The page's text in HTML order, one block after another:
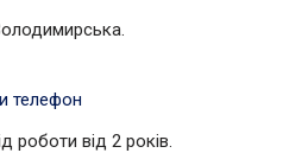
телефон
роботи від 2 років.